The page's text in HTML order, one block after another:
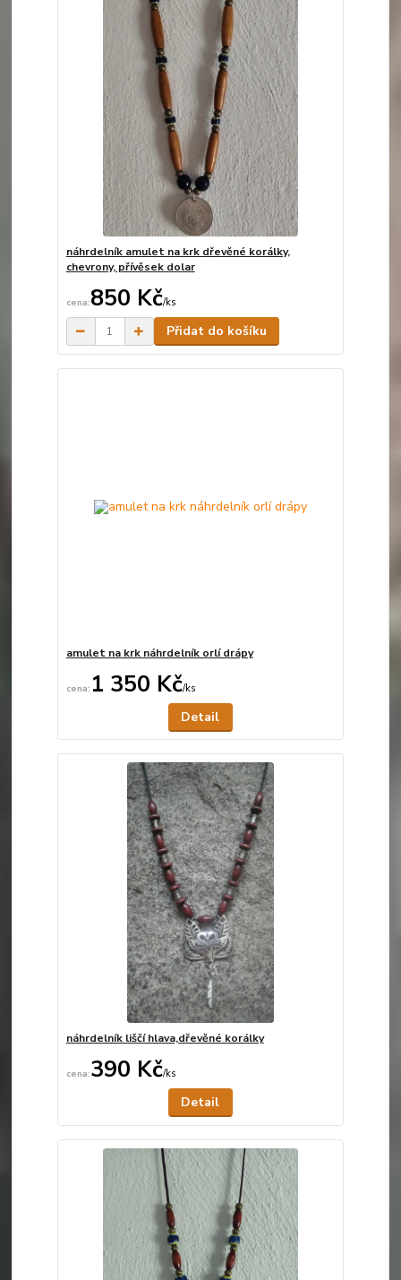
náhrdelník amulet na krk dřevěné korálky,
chevrony, přívěsek dolar
850 Kč/ks
Přidat do košíku
amulet na krk náhrdelník orlí drápy
1 350 Kč/ks
Detail
náhrdelník liščí hlava,dřevěné korálky
390 Kč/ks
Detail